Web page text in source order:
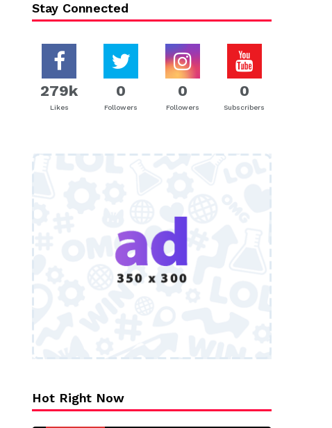
Stay Connected
279k
Likes
0
Followers
0
Followers
0
Subscribers
Hot Right Now